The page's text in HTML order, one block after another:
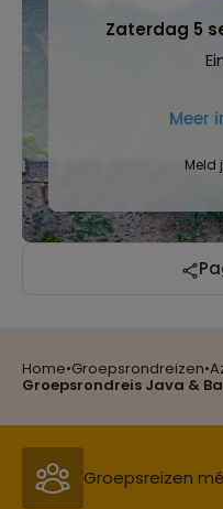
Home•Groepsrondreizen•
Groepsrondreis Java &
Zaterdag 5
Meer
Meld
Reizen met oog
Groepsreizen